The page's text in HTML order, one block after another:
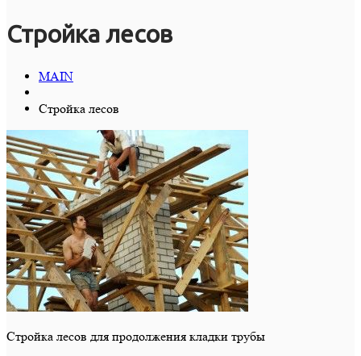
Стройка лесов
MAIN
Стройка лесов
Стройка лесов для продолжения кладки трубы